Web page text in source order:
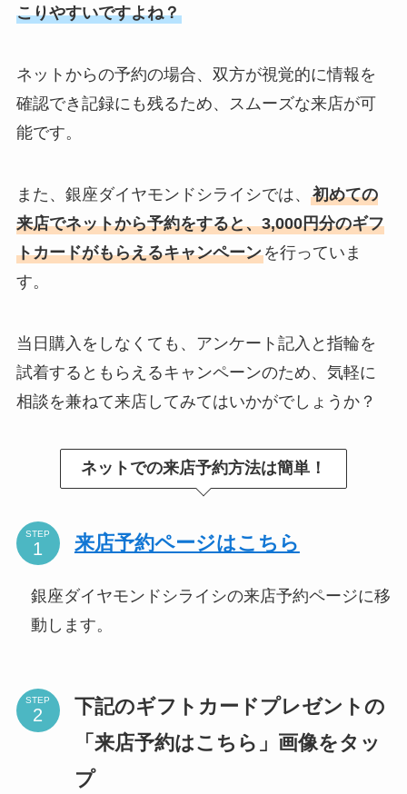
こりやすいですよね？
ネットからの予約の場合、双方が視覚的に情報を
確認でき記録にも残るため、スムーズな来店が可
能です。
また、銀座ダイヤモンドシライシでは、 初めての
来店でネットから予約をすると、3,000円分のギフ
トカードがもらえるキャンペーンを行っていま
す。
当日購入をしなくても、アンケート記入と指輪を
試着するともらえるキャンペーンのため、気軽に
相談を兼ねて来店してみてはいかがでしょうか？
ネットでの来店予約方法は簡単！
STEP 来店予約ページはこちら
銀座ダイヤモンドシライシの来店予約ページに移
動します。
STEP
下記のギフトカードプレゼントの
「来店予約はこちら」画像をタッ
プ